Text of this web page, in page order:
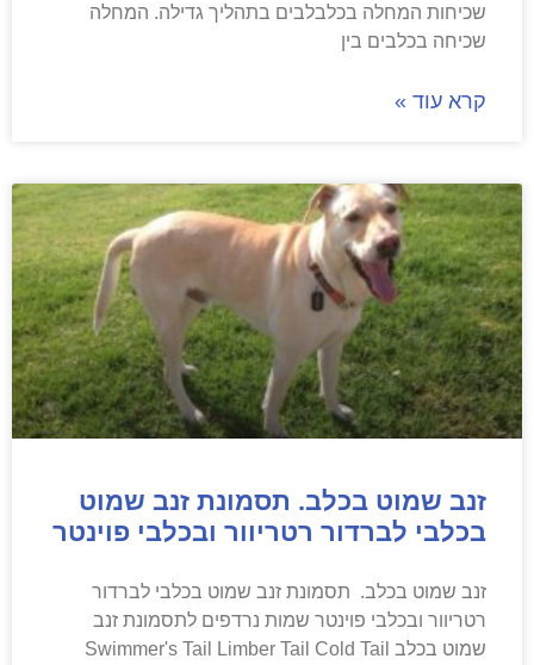
שכיחות המחלה בכלבלבים בתהליך גדילה. המחלה
שכיחה בכלבים בין
קרא עוד »
זנב שמוט בכלב. תסמונת זנב שמוט
בכלבי לברדור רטריוור ובכלבי פוינטר
זנב שמוט בכלב. תסמונת זנב שמוט בכלבי לברדור
רטריוור ובכלבי פוינטר שמות נרדפים לתסמונת זנב
שמוט בכלב Swimmer's Tail Limber Tail Cold Tail